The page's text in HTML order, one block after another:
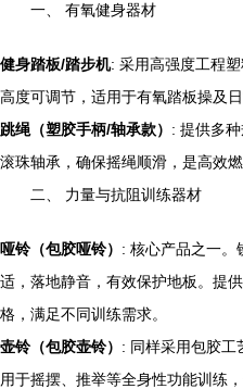
一、 有氧健身器材
健身踏板/踏步机: 采用高强度工程
高度可调节，适用于有氧踏板操及
跳绳（塑胶手柄/轴承款） : 提供多
滚珠轴承，确保摇绳顺滑，是高效
二、 力量与抗阻训练器材
哑铃（包胶哑铃） : 核心产品之一。
适，落地静音，有效保护地板。提
格，满足不同训练需求。
壶铃（包胶壶铃） : 同样采用包胶工
用于摇摆、推举等全身性功能训练，